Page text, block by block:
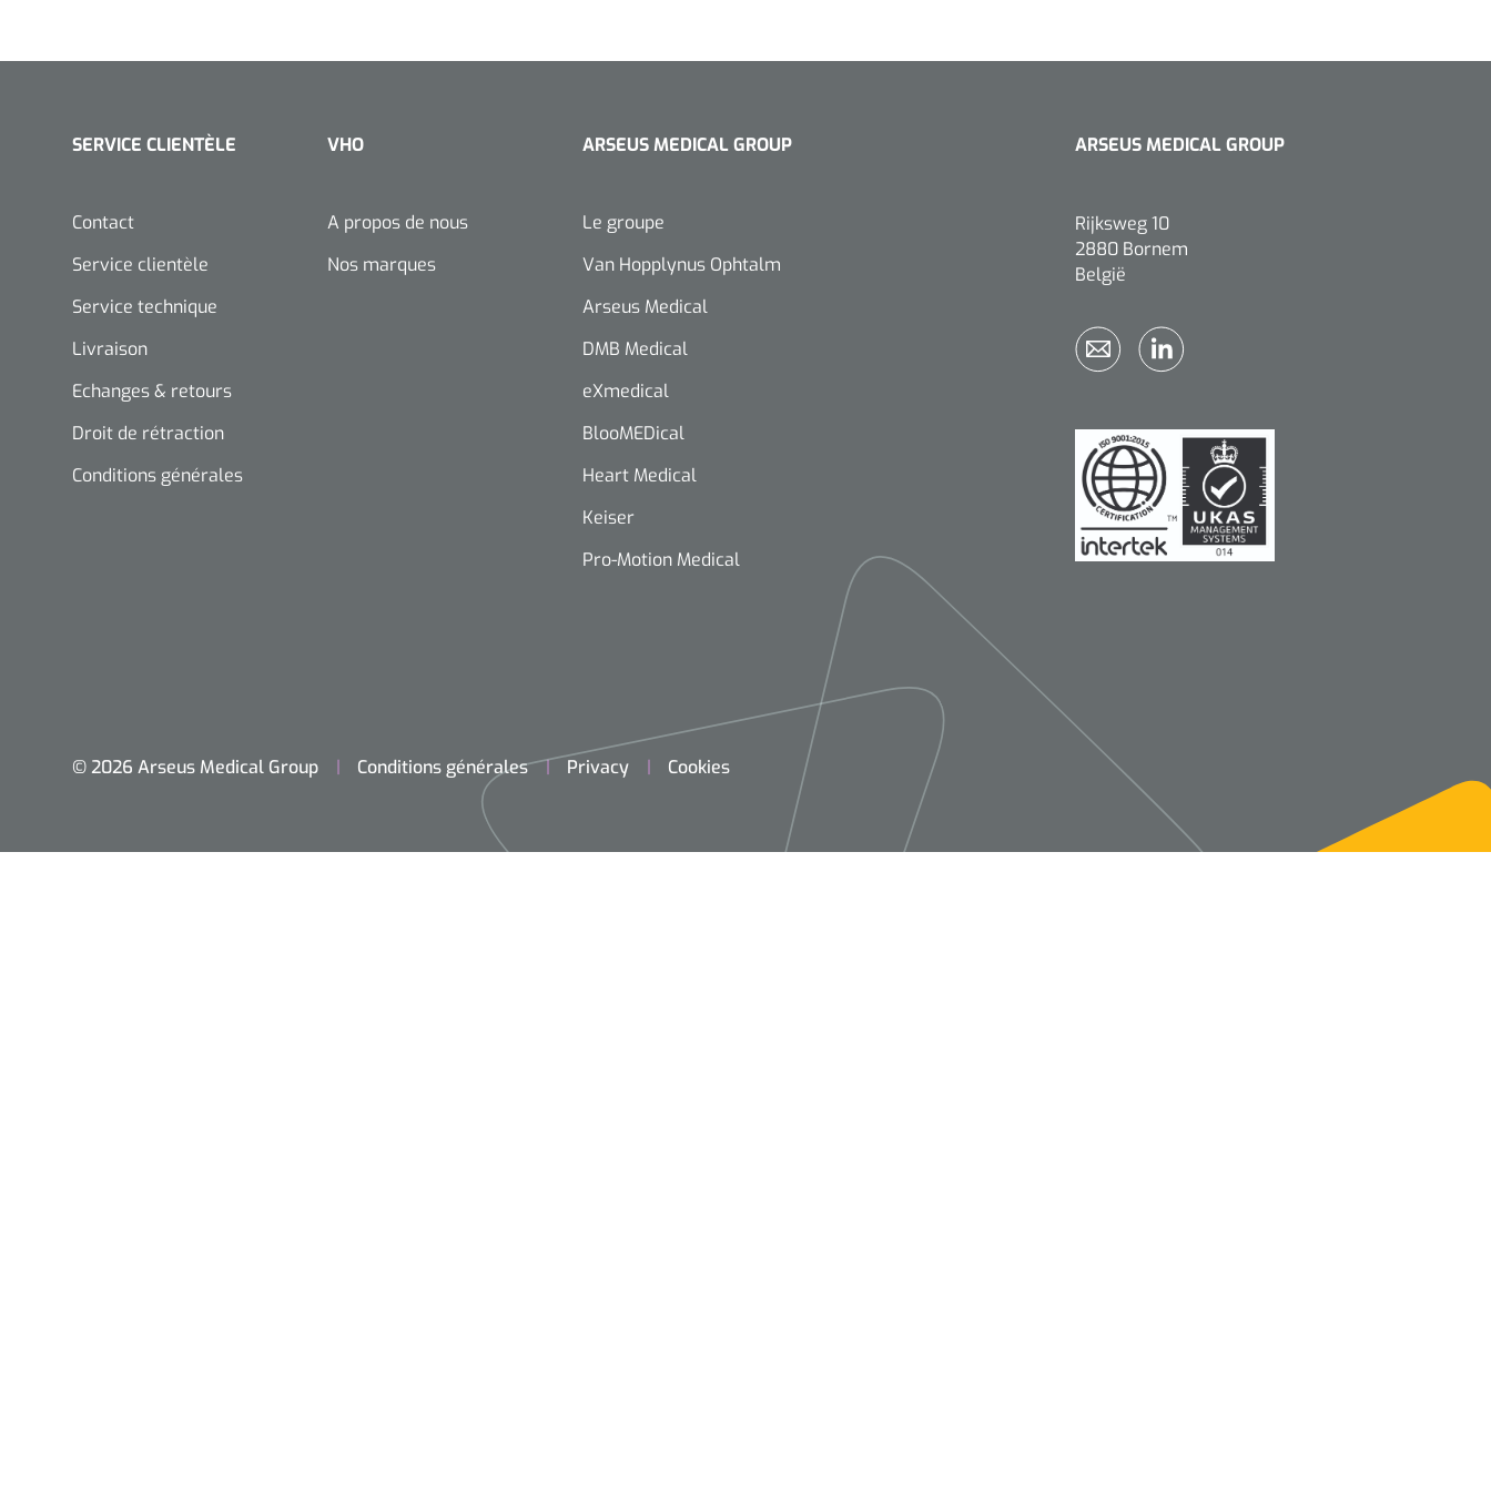
SERVICE CLIENTÈLE
Contact
Service clientèle
Service technique
Livraison
Echanges & retours
Droit de rétraction
Conditions générales
VHO
A propos de nous
Nos marques
ARSEUS MEDICAL GROUP
Le groupe
Van Hopplynus Ophtalm
Arseus Medical
DMB Medical
eXmedical
BlooMEDical
Heart Medical
Keiser
Pro-Motion Medical
ARSEUS MEDICAL GROUP
Rijksweg 10
2880 Bornem
België
© 2026 Arseus Medical Group Conditions générales Privacy Cookies